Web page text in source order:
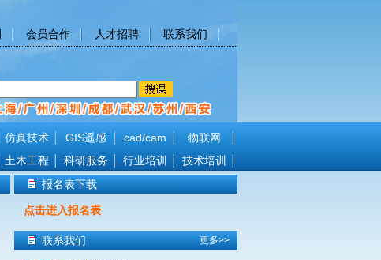
会员合作 人才招聘 联系我们
仿真技术 GIS遥感 cad/cam
物联网
土木工程 科研服务 行业培训
技术培训
报名表下载
点击进入报名表
联系我们 更多>>